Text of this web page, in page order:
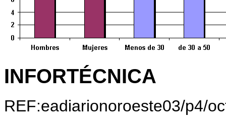
INFORTÉCNICA
REF:eadiarionoroeste03/p4/